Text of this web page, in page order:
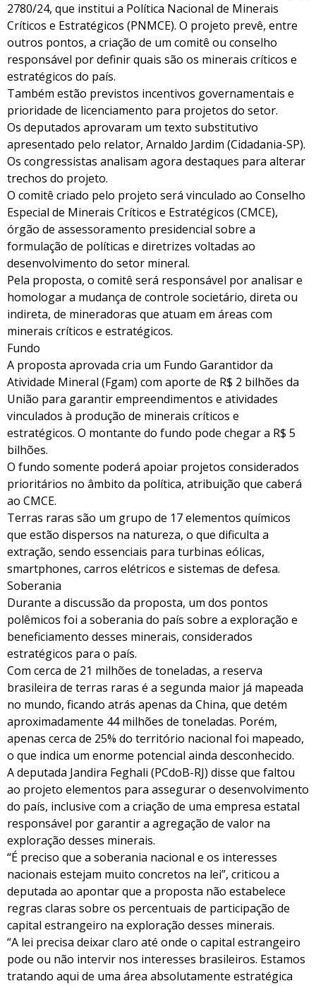
2780/24, que institui a Política Nacional de Minerais
Críticos e Estratégicos (PNMCE). O projeto prevê, entre
outros pontos, a criação de um comitê ou conselho
responsável por definir quais são os minerais críticos e
estratégicos do país.
Também estão previstos incentivos governamentais e
prioridade de licenciamento para projetos do setor.
Os deputados aprovaram um texto substitutivo
apresentado pelo relator, Arnaldo Jardim (Cidadania-SP).
Os congressistas analisam agora destaques para alterar
trechos do projeto.
O comitê criado pelo projeto será vinculado ao Conselho
Especial de Minerais Críticos e Estratégicos (CMCE),
órgão de assessoramento presidencial sobre a
formulação de políticas e diretrizes voltadas ao
desenvolvimento do setor mineral.
Pela proposta, o comitê será responsável por analisar e
homologar a mudança de controle societário, direta ou
indireta, de mineradoras que atuam em áreas com
minerais críticos e estratégicos.
Fundo
A proposta aprovada cria um Fundo Garantidor da
Atividade Mineral (Fgam) com aporte de R$ 2 bilhões da
União para garantir empreendimentos e atividades
vinculados à produção de minerais críticos e
estratégicos. O montante do fundo pode chegar a R$ 5
bilhões.
O fundo somente poderá apoiar projetos considerados
prioritários no âmbito da política, atribuição que caberá
ao CMCE.
Terras raras são um grupo de 17 elementos químicos
que estão dispersos na natureza, o que dificulta a
extração, sendo essenciais para turbinas eólicas,
smartphones, carros elétricos e sistemas de defesa.
Soberania
Durante a discussão da proposta, um dos pontos
polêmicos foi a soberania do país sobre a exploração e
beneficiamento desses minerais, considerados
estratégicos para o país.
Com cerca de 21 milhões de toneladas, a reserva
brasileira de terras raras é a segunda maior já mapeada
no mundo, ficando atrás apenas da China, que detém
aproximadamente 44 milhões de toneladas. Porém,
apenas cerca de 25% do território nacional foi mapeado,
o que indica um enorme potencial ainda desconhecido.
A deputada Jandira Feghali (PCdoB-RJ) disse que faltou
ao projeto elementos para assegurar o desenvolvimento
do país, inclusive com a criação de uma empresa estatal
responsável por garantir a agregação de valor na
exploração desses minerais.
“É preciso que a soberania nacional e os interesses
nacionais estejam muito concretos na lei”, criticou a
deputada ao apontar que a proposta não estabelece
regras claras sobre os percentuais de participação de
capital estrangeiro na exploração desses minerais.
“A lei precisa deixar claro até onde o capital estrangeiro
pode ou não intervir nos interesses brasileiros. Estamos
tratando aqui de uma área absolutamente estratégica